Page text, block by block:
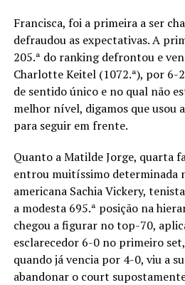
Francisca, foi a primeira a ser
defraudou as expectativas. A
205.ª do ranking defrontou e
Charlotte Keitel (1072.ª), por 6-
de sentido único e no qual não
melhor nível, digamos que usou
para seguir em frente.
Quanto a Matilde Jorge, quarta
entrou muitíssimo determinada
americana Sachia Vickery,
a modesta 695.ª posição na
chegou a figurar no top-70,
esclarecedor 6-0 no primeiro
quando já vencia por 4-0, viu a
abandonar o court